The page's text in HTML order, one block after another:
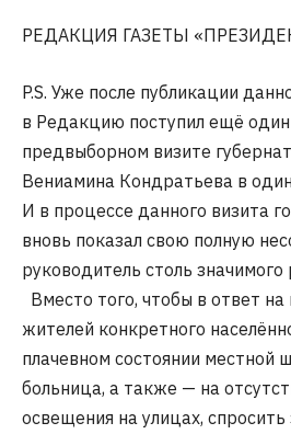
РЕДАКЦИЯ ГАЗЕТЫ
P.S. Уже после публикации
в Редакцию поступил ещё
предвыборном визите
Вениамина Кондратьева в
И в процессе данного визита
вновь показал свою полную
руководитель столь значимого
Вместо того, чтобы в ответ
жителей конкретного
плачевном состоянии местной
больница, а также — на
освещения на улицах, спросить